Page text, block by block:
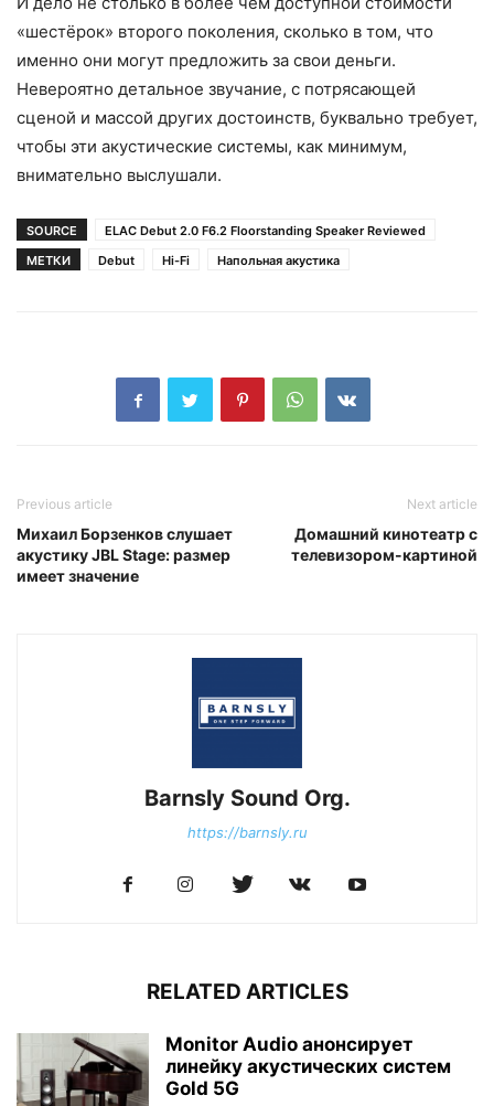
«шестёрок» второго поколения, сколько в том, что
именно они могут предложить за свои деньги.
Невероятно детальное звучание, с потрясающей
сценой и массой других достоинств, буквально требует,
чтобы эти акустические системы, как минимум,
внимательно выслушали.
SOURCE
ELAC Debut 2.0 F6.2 Floorstanding Speaker Reviewed
МЕТКИ
Debut Hi-Fi Напольная акустика
Previous article
Михаил Борзенков слушает
акустику JBL Stage: размер
имеет значение
Next article
Домашний кинотеатр с
телевизором-картиной
Barnsly Sound Org.
https://barnsly.ru
RELATED ARTICLES
Monitor Audio анонсирует
линейку акустических систем
Gold 5G